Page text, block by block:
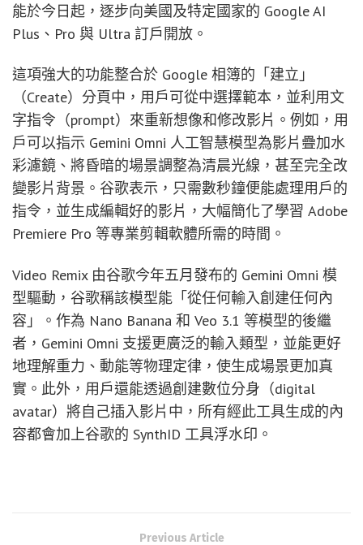
能於今日起，逐步向美國及特定國家的 Google AI
Plus、Pro 與 Ultra 訂戶開放。
這項強大的功能整合於 Google 相簿的「建立」
（Create）分頁中，用戶可從中選擇範本，並利用文
字指令（prompt）來重新想像和修改影片。例如，用
戶可以指示 Gemini Omni 人工智慧模型為影片疊加水
彩濾鏡、將昏暗的場景調整為清晨光線，甚至完全改
變影片背景。谷歌表示，只需數秒鐘便能處理用戶的
指令，並生成編輯好的影片，大幅簡化了學習 Adobe
Premiere Pro 等專業剪輯軟體所需的時間。
Video Remix 由谷歌今年五月發布的 Gemini Omni 模
型驅動，谷歌稱該模型能「從任何輸入創建任何內
容」。作為 Nano Banana 和 Veo 3.1 等模型的後繼
者，Gemini Omni 支援更廣泛的輸入類型，並能更好
地理解重力、動能等物理定律，使生成場景更加真
實。此外，用戶還能透過創建數位分身（digital
avatar）將自己插入影片中，所有經此工具生成的內
容都會加上谷歌的 SynthID 工具浮水印。
Previous Article